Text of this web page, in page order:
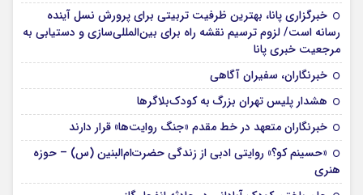
خبرگزاری پانا، بهترین ظرفیت تربیتی برای پرورش نسل آینده
رسانه است/ لزوم ترسیم نقشه راه برای بین‌المللی‌سازی و دستیابی به
مرجعیت خبری پانا
خبرنگاران، سفیران آگاهی
هشدار پلیس تهران بزرگ به کودک‌بلاگرها
خبرنگاران متعهد در خط مقدم «جنگ روایت‌ها» قرار دارند
«حسینم کو؟» روایتی ادبی از زندگی حضرت‌ام‌البنین (س) – حوزه
هنری